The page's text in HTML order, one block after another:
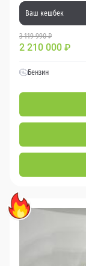
Ваш кешбек
3 119 990 ₽
2 210 000 ₽
Бензин